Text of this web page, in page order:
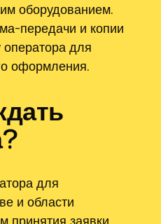
оборудованием.
передачи и копии
оператора для
оформления.
для
и области
заявки‚